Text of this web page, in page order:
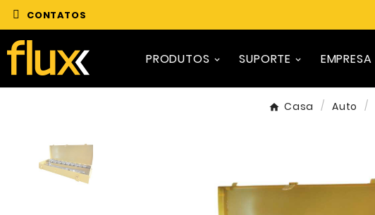
CONTATOS
PRODUTOS SUPORTE EMPRESA
Casa Auto